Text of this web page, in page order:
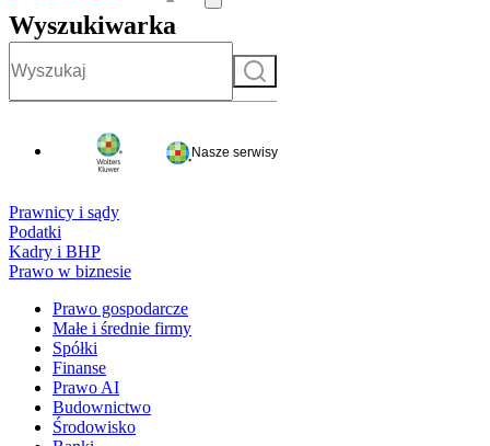
Wyszukiwarka
Szukaj
Nasze serwisy
Prawnicy i sądy
Podatki
Kadry i BHP
Prawo w biznesie
Prawo gospodarcze
Małe i średnie firmy
Spółki
Finanse
Prawo AI
Budownictwo
Środowisko